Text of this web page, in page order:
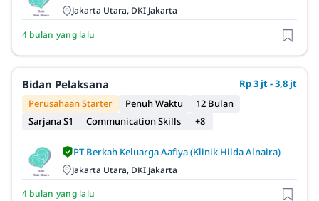
Jakarta Utara, DKI Jakarta
4 bulan yang lalu
Bidan Pelaksana
Rp 3 jt - 3,8 jt
Perusahaan Starter
Penuh Waktu
12 Bulan
Sarjana S1
Communication Skills +8
PT Berkah Keluarga Aafiya (Klinik Hilda Alnaira)
Jakarta Utara, DKI Jakarta
4 bulan yang lalu